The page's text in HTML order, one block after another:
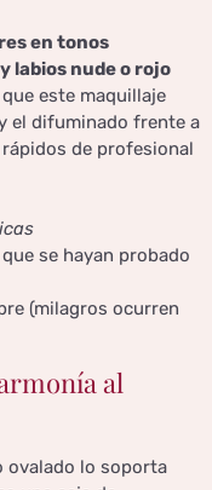
en tonos
labios nude o rojo
este maquillaje
el difuminado frente a
de profesional
se hayan probado
(milagros ocurren
al
ovalado lo soporta